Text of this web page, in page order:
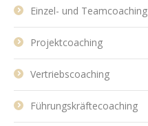
Einzel- und Teamcoaching
Projektcoaching
Vertriebscoaching
Führungskräftecoaching